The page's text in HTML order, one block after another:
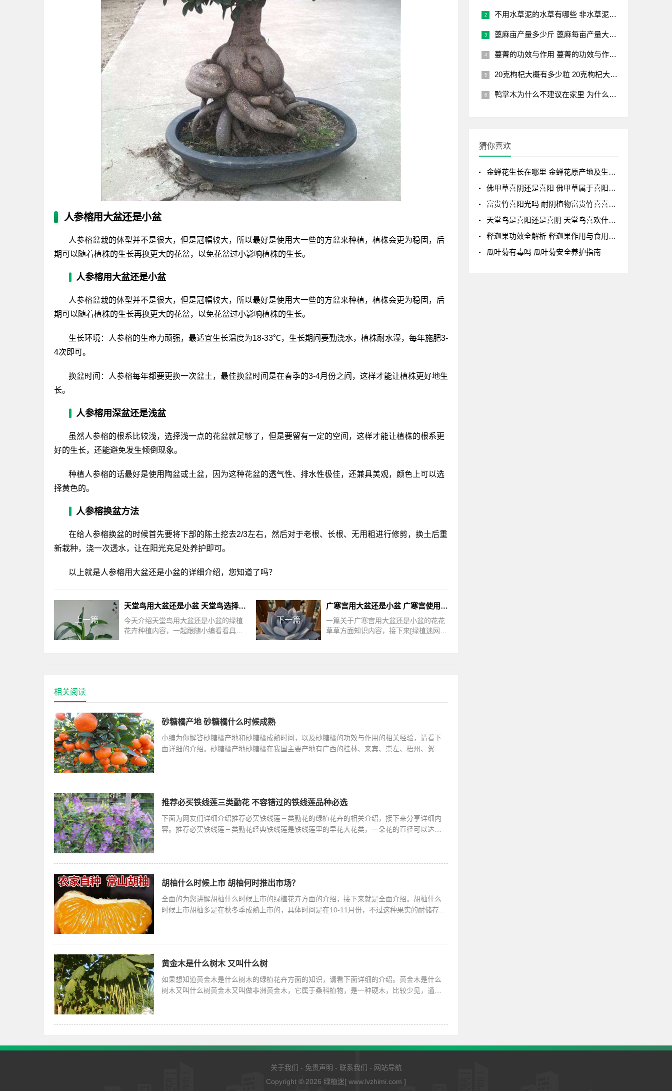
人参榕用大盆还是小盆
人参榕盆栽的体型并不是很大，但是冠幅较大，所以最好是使用大一些的方盆来种植，植株会更为稳固，后
期可以随着植株的生长再换更大的花盆，以免花盆过小影响植株的生长。
人参榕用大盆还是小盆
人参榕盆栽的体型并不是很大，但是冠幅较大，所以最好是使用大一些的方盆来种植，植株会更为稳固，后
期可以随着植株的生长再换更大的花盆，以免花盆过小影响植株的生长。
生长环境：人参榕的生命力顽强，最适宜生长温度为18-33℃，生长期间要勤浇水，植株耐水湿，每年施肥3-
4次即可。
换盆时间：人参榕每年都要更换一次盆土，最佳换盆时间是在春季的3-4月份之间，这样才能让植株更好地生
长。
人参榕用深盆还是浅盆
虽然人参榕的根系比较浅，选择浅一点的花盆就足够了，但是要留有一定的空间，这样才能让植株的根系更
好的生长，还能避免发生倾倒现象。
种植人参榕的话最好是使用陶盆或土盆，因为这种花盆的透气性、排水性极佳，还兼具美观，颜色上可以选
择黄色的。
人参榕换盆方法
在给人参榕换盆的时候首先要将下部的陈土挖去2/3左右，然后对于老根、长根、无用粗进行修剪，换土后重
新栽种，浇一次透水，让在阳光充足处养护即可。
以上就是人参榕用大盆还是小盆的详细介绍，您知道了吗？
上一篇
天堂鸟用大盆还是小盆 天堂鸟选择哪种盆？
今天介绍天堂鸟用大盆还是小盆的绿植
花卉种植内容，一起跟随小编看看具体
下一篇
广寒宫用大盆还是小盆 广寒宫使用大盆还是小盆更合适？
一篇关于广寒宫用大盆还是小盆的花花
草草方面知识内容，接下来[绿植迷网]
相关阅读
砂糖橘产地 砂糖橘什么时候成熟
小编为你解答砂糖橘产地和砂糖橘成熟时间，以及砂糖橘的功效与作用的相关经验，请看下
面详细的介绍。砂糖橘产地砂糖橘在我国主要产地有广西的桂林、来宾、崇左、梧州、贺
推荐必买铁线莲三类勤花 不容错过的铁线莲品种必选
下面为网友们详细介绍推荐必买铁线莲三类勤花的绿植花卉的相关介绍，接下来分享详细内
容。推荐必买铁线莲三类勤花经典铁线莲是铁线莲里的早花大花类，一朵花的直径可以达到
胡柚什么时候上市 胡柚何时推出市场？
全面的为您讲解胡柚什么时候上市的绿植花卉方面的介绍，接下来就是全面介绍。胡柚什么
时候上市胡柚多是在秋冬季成熟上市的，具体时间是在10-11月份，不过这种果实的耐储存性
黄金木是什么树木 又叫什么树
如果想知道黄金木是什么树木的绿植花卉方面的知识，请看下面详细的介绍。黄金木是什么
树木又叫什么树黄金木又叫做非洲黄金木，它属于桑科植物，是一种硬木，比较少见，通常
不用水草泥的水草有哪些 非水草泥水草种类
蓖麻亩产量多少斤 蓖麻每亩产量大约多少斤？
蔓菁的功效与作用 蔓菁的功效与作用及食用方法
20克枸杞大概有多少粒 20克枸杞大约含多少颗？
鸭掌木为什么不建议在家里 为什么家庭环境不适宜种植鸭掌木？
猜你喜欢
金蝉花生长在哪里 金蝉花原产地及生长环境及条
佛甲草喜阴还是喜阳 佛甲草属于喜阳的不喜水植
富贵竹喜阳光吗 耐阴植物富贵竹喜喜闪射光
天堂鸟是喜阳还是喜阴 天堂鸟喜欢什么样的生长
释迦果功效全解析 释迦果作用与食用价值
瓜叶菊有毒吗 瓜叶菊安全养护指南
关于我们 - 免责声明 - 联系我们 - 网站导航
Copyright © 2026 绿植迷[ www.lvzhimi.com ]